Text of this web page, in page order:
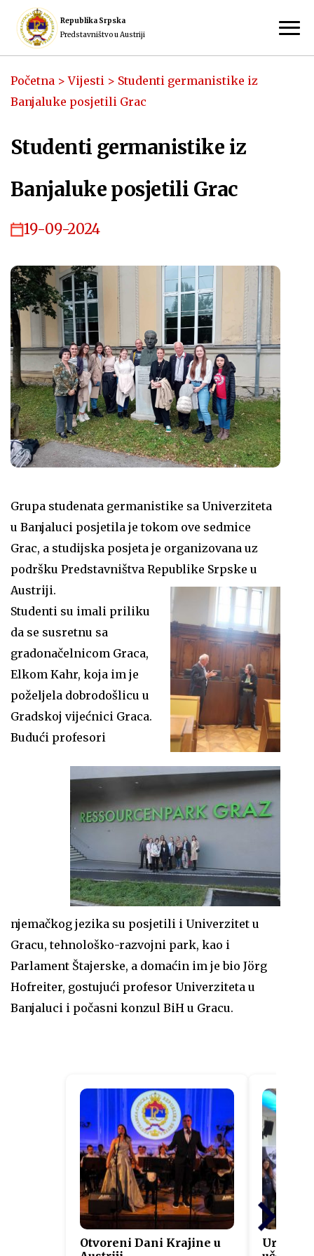
Republika Srpska
Predstavništvo u Austriji
Početna >Vijesti > Studenti germanistike iz
Banjaluke posjetili Grac
Studenti germanistike iz
Banjaluke posjetili Grac
19-09-2024
Grupa studenata germanistike sa Univerziteta
u Banjaluci posjetila je tokom ove sedmice
Grac, a studijska posjeta je organizovana uz
podršku Predstavništva Republike Srpske u
Austriji.
Studenti su imali priliku
da se susretnu sa
gradonačelnicom Graca,
Elkom Kahr, koja im je
poželjela dobrodošlicu u
Gradskoj vijećnici Graca.
Budući profesori
njemačkog jezika su posjetili i Univerzitet u
Gracu, tehnološko-razvojni park, kao i
Parlament Štajerske, a domaćin im je bio Jörg
Hofreiter, gostujući profesor Univerziteta u
Banjaluci i počasni konzul BiH u Gracu.
Otvoreni Dani Krajine u